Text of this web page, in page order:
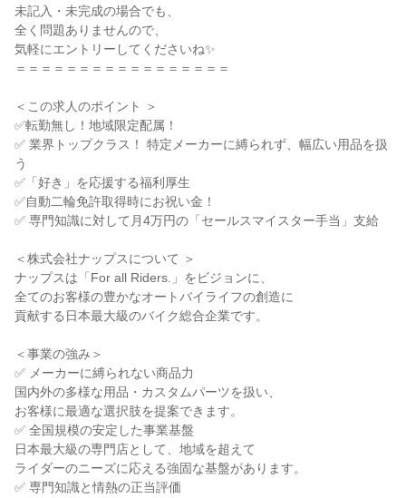
未記入・未完成の場合でも、
全く問題ありませんので、
気軽にエントリーしてくださいね✨
＝＝＝＝＝＝＝＝＝＝＝＝＝＝＝＝＝
＜この求人のポイント ＞
✅転勤無し！地域限定配属！
✅ 業界トップクラス！ 特定メーカーに縛られず、幅広い用品を扱
う
✅「好き」を応援する福利厚生
✅自動二輪免許取得時にお祝い金！
✅ 専門知識に対して月4万円の「セールスマイスター手当」支給
＜株式会社ナップスについて ＞
ナップスは「For all Riders.」をビジョンに、
全てのお客様の豊かなオートバイライフの創造に
貢献する日本最大級のバイク総合企業です。
＜事業の強み＞
✅ メーカーに縛られない商品力
国内外の多様な用品・カスタムパーツを扱い、
お客様に最適な選択肢を提案できます。
✅ 全国規模の安定した事業基盤
日本最大級の専門店として、地域を超えて
ライダーのニーズに応える強固な基盤があります。
✅ 専門知識と情熱の正当評価